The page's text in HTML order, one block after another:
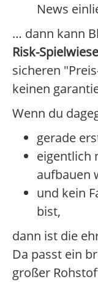
News
… dann kann
Risk-Spielwiese
sicheren
keinen
Wenn du
gerade
eigentlich
aufbauen
und kein
bist,
dann ist die
Da passt ein
großer